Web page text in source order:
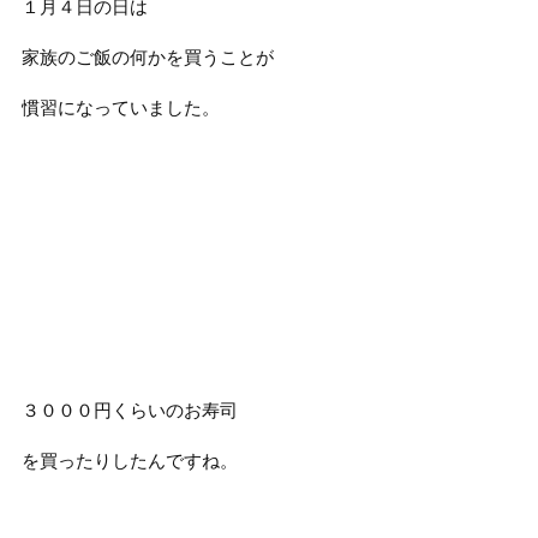
１月４日の日は
家族のご飯の何かを買うことが
慣習になっていました。
３０００円くらいのお寿司
を買ったりしたんですね。